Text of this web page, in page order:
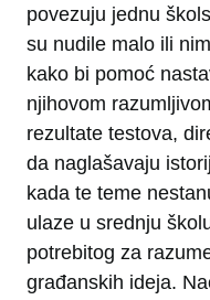
povezuju jednu
su nudile malo ili
kako bi pomoć
njihovom
rezultate testova,
da naglašavaju
kada te teme
ulaze u srednju
potrebitog za
građanskih ideja.